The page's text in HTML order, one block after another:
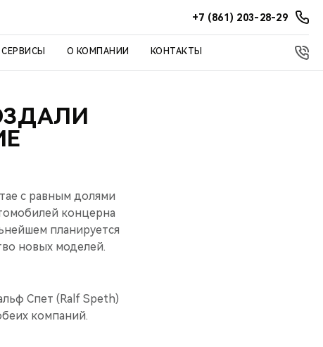
+7 (861) 203-28-29
О КОМПАНИИ КОНТАКТЫ
с равным долями
концерна
планируется
новых моделей.
Спет (Ralf Speth)
компаний.